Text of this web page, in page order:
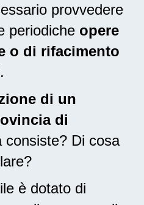
provvedere
periodiche opere
o di rifacimento
di un
di
consiste? Di cosa
è dotato di